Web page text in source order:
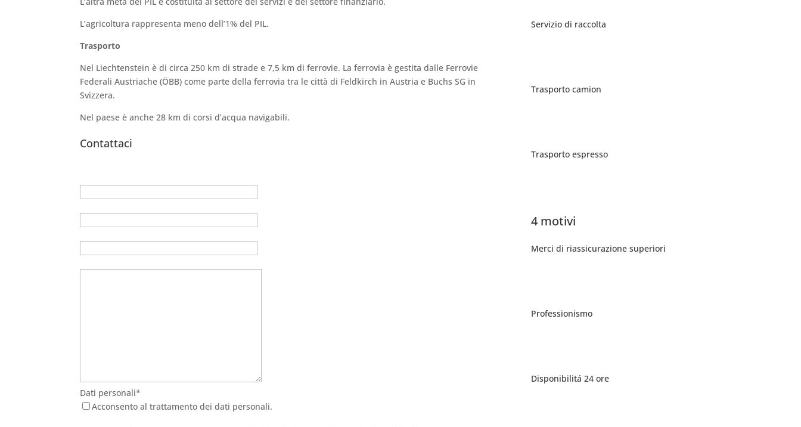
L’agricoltura rappresenta meno dell’1% del PIL.
Trasporto
Nel Liechtenstein è di circa 250 km di strade e 7,5 km di ferrovie. La ferrovia è gestita dalle Ferrovie
Federali Austriache (ÖBB) come parte della ferrovia tra le città di Feldkirch in Austria e Buchs SG in
Svizzera.
Nel paese è anche 28 km di corsi d’acqua navigabili.
Contattaci
Dati personali*
Acconsento al trattamento dei dati personali.
Servizio di raccolta
Trasporto camion
Trasporto espresso
4 motivi
Merci di riassicurazione superiori
Professionismo
Disponibilitá 24 ore